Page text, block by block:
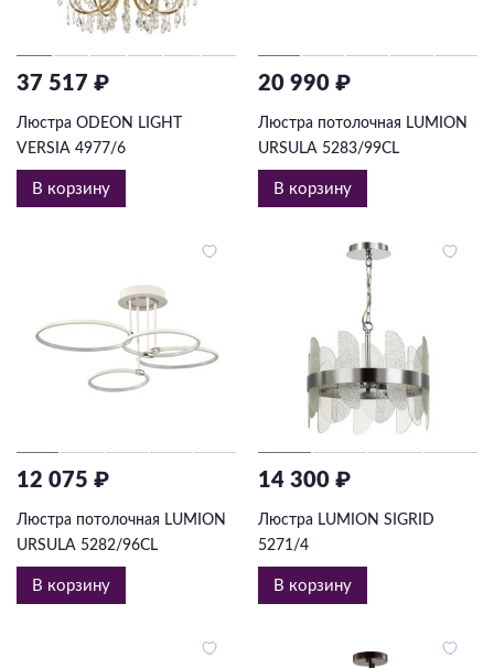
37 517 ₽
Люстра ODEON LIGHT
VERSIA 4977/6
В корзину
20 990 ₽
Люстра потолочная LUMION
URSULA 5283/99CL
В корзину
12 075 ₽
Люстра потолочная LUMION
URSULA 5282/96CL
В корзину
14 300 ₽
Люстра LUMION SIGRID
5271/4
В корзину